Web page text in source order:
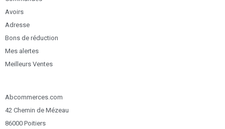
Avoirs
Adresse
Bons de réduction
Mes alertes
Meilleurs Ventes
Abcommerces.com
42 Chemin de Mézeau
86000 Poitiers